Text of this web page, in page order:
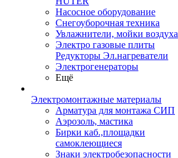
Насосное оборудование
Снегоуборочная техника
Увлажнители, мойки воздуха
Электро газовые плиты
Редукторы Эл.нагреватели
Электрогенераторы
Ещё
Электромонтажные материалы
Арматура для монтажа СИП
Аэрозоль, мастика
Бирки каб.,площадки
самоклеющиеся
Знаки электробезопасности